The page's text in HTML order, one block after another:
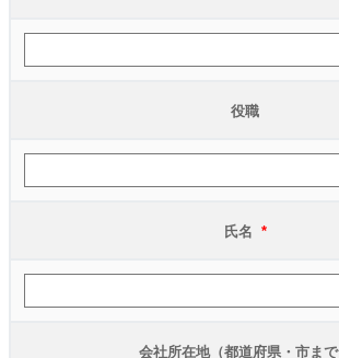
役職
氏名 *
会社所在地（都道府県・市まで